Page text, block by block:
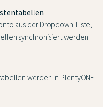
aus der Dropdown-Liste,
synchronisiert werden
werden in PlentyONE